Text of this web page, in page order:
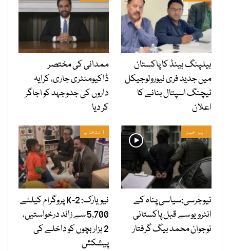
ہیلپنگ ہینڈ کا پاکستان
میں جدید فری نیورولوجیکل
ٹیچنگ اسپتال بنانے کا
اعلان
ممدانی کی مختصر
ڈاکیومنٹری جاری، کرایہ
داروں کی جدوجہد کو اجاگر
کر دیا
اہم خبر
نیوجرسی:سیاسی پناہ کے
انٹرویو سے قبل پاکستانی
نوجوان محمد بیگ گرفتار
انتخاب
نیویارک: 2-K پروگرام کیلئے
5,700 سے زائد درخواستیں،
2 ہزار بچوں کو داخلے کی
پیشکش